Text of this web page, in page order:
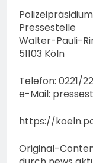
Pressestelle
Walter-Pauli-
51103 Köln
Telefon: 0221/
e-Mail:
https://
Original-